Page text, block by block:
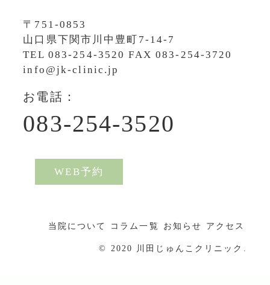
〒751-0853
山口県下関市川中豊町7-14-7
TEL 083-254-3520 FAX 083-254-3720
info@jk-clinic.jp
お電話：
083-254-3520
WEB予約
当院について コラム一覧 お知らせ アクセス
© 2020 川田じゅんこクリニック.